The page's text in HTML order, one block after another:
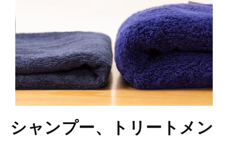
シャンプー、トリートメン